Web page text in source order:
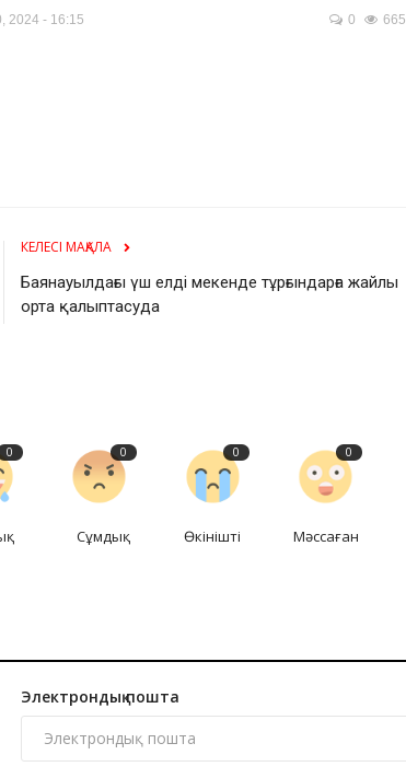
2024 - 16:15 0 665
КЕЛЕСІ МАҚАЛА
Баянауылдағы үш елді мекенде тұрғындарға жайлы
орта қалыптасуда
0 0
Сұмдық
0
Өкінішті
0
Мәссаған
Электрондық пошта